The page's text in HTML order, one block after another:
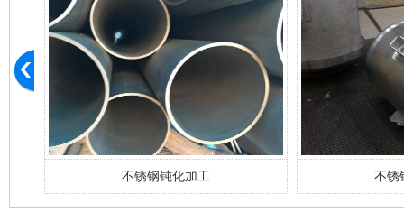
不锈钢钝化加工 不锈